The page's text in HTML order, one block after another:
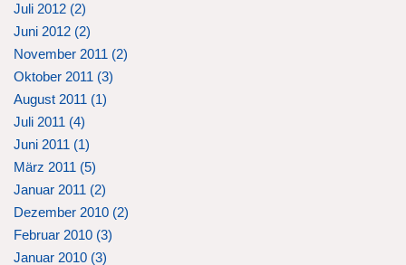
Juli 2012 (2)
Juni 2012 (2)
November 2011 (2)
Oktober 2011 (3)
August 2011 (1)
Juli 2011 (4)
Juni 2011 (1)
März 2011 (5)
Januar 2011 (2)
Dezember 2010 (2)
Februar 2010 (3)
Januar 2010 (3)